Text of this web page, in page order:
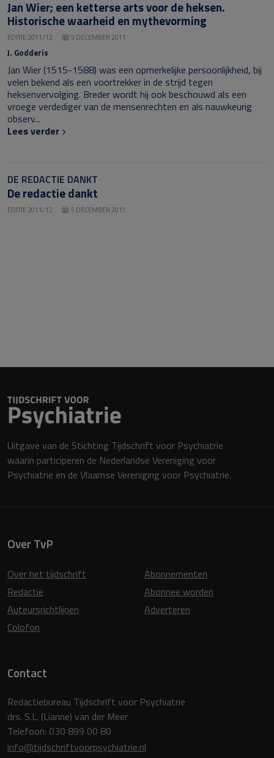
Jan Wier; een ketterse arts voor de heksen.
Historische waarheid en mythevorming
EDITIE 2011/12 5 DECEMBER 2011
J. Godderis
Jan Wier (1515-1588) was een opmerkelijke persoonlijkheid, bij
velen bekend als een voortrekker in de strijd tegen
heksenvervolging. Breder wordt hij ook beschouwd als een
vroege verdediger van de mensenrechten en als nauwkeurig
observ...
Lees verder
DE REDACTIE DANKT
De redactie dankt
EDITIE 2011/12 5 DECEMBER 2011
Uitgave van de Stichting Tijdschrift voor Psychiatrie
waarin participeren de Nederlandse Vereniging voor
Psychiatrie en de Vlaamse Vereniging voor Psychiatrie.
Over TvP
Over het tijdschrift
Redactie
Auteursrichtlijnen
Colofon
Abonnementen
Abonnee worden
Adverteren
Contact
Redactiebureau Tijdschrift voor Psychiatrie
drs. S.L. (Lianne) van der Meer
Telefoon: 030 899 00 80
info@tijdschriftvoorpsychiatrie.nl